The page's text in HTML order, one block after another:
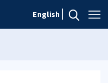
English